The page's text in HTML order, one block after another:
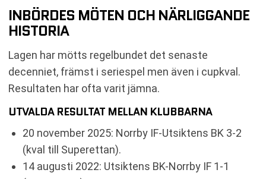
INBÖRDES MÖTEN OCH NÄRLIGGANDE
HISTORIA
Lagen har mötts regelbundet det senaste
decenniet, främst i seriespel men även i cupkval.
Resultaten har ofta varit jämna.
UTVALDA RESULTAT MELLAN KLUBBARNA
20 november 2025: Norrby IF-Utsiktens BK 3-2
(kval till Superettan).
14 augusti 2022: Utsiktens BK-Norrby IF 1-1